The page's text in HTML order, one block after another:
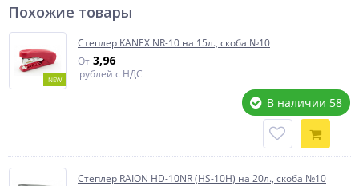
Похожие товары
NEW
Степлер KANEX NR-10 на 15л., скоба №10
От 3,96
рублей с НДС
В наличии 58
Степлер RAION HD-10NR (HS-10H) на 20л., скоба №10